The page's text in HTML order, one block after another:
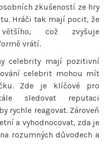
zkušeností ze hry
Hráči tak mají pocit, že
což zvyšuje
vrátí.
celebrity mají pozitivní
celebrit mohou mít
Zde je klíčové pro
sledovat reputaci
rychle reagovat. Zároveň
a vyhodnocovat, zda je
rozumných důvodech a